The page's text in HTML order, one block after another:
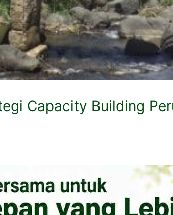
Capacity Building